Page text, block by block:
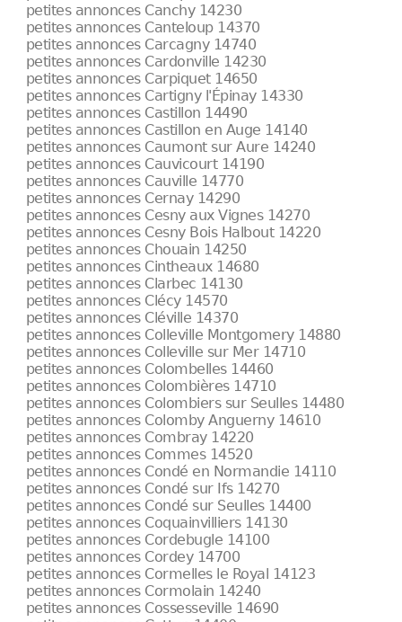
petites annonces Canchy 14230
petites annonces Canteloup 14370
petites annonces Carcagny 14740
petites annonces Cardonville 14230
petites annonces Carpiquet 14650
petites annonces Cartigny l'Épinay 14330
petites annonces Castillon 14490
petites annonces Castillon en Auge 14140
petites annonces Caumont sur Aure 14240
petites annonces Cauvicourt 14190
petites annonces Cauville 14770
petites annonces Cernay 14290
petites annonces Cesny aux Vignes 14270
petites annonces Cesny Bois Halbout 14220
petites annonces Chouain 14250
petites annonces Cintheaux 14680
petites annonces Clarbec 14130
petites annonces Clécy 14570
petites annonces Cléville 14370
petites annonces Colleville Montgomery 14880
petites annonces Colleville sur Mer 14710
petites annonces Colombelles 14460
petites annonces Colombières 14710
petites annonces Colombiers sur Seulles 14480
petites annonces Colomby Anguerny 14610
petites annonces Combray 14220
petites annonces Commes 14520
petites annonces Condé en Normandie 14110
petites annonces Condé sur Ifs 14270
petites annonces Condé sur Seulles 14400
petites annonces Coquainvilliers 14130
petites annonces Cordebugle 14100
petites annonces Cordey 14700
petites annonces Cormelles le Royal 14123
petites annonces Cormolain 14240
petites annonces Cossesseville 14690